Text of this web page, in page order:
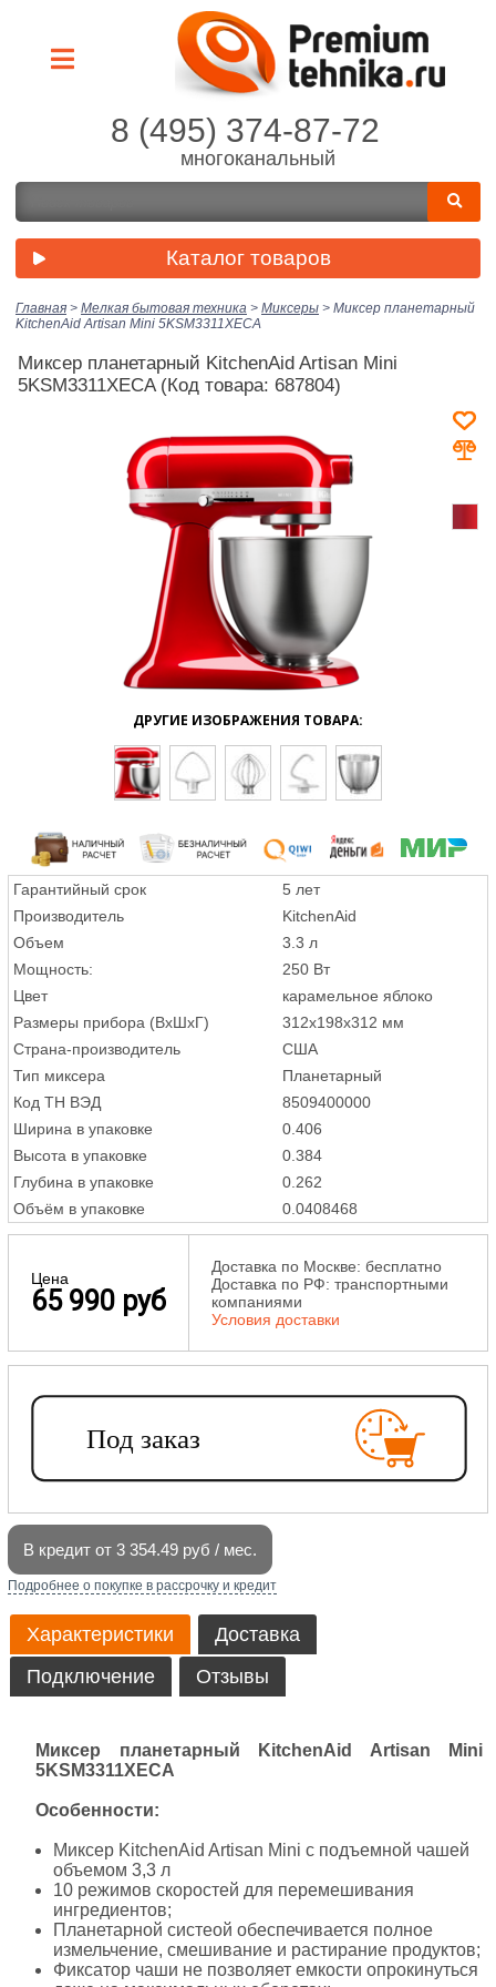
8 (495) 374-87-72
многоканальный
Каталог товаров
Главная > Мелкая бытовая техника > Миксеры > Миксер планетарный
KitchenAid Artisan Mini 5KSM3311XECA
Миксер планетарный KitchenAid Artisan Mini
5KSM3311XECA (Код товара: 687804)
ДРУГИЕ ИЗОБРАЖЕНИЯ ТОВАРА:
Гарантийный срок
5 лет
Производитель
KitchenAid
Объем
3.3 л
Мощность:
250 Вт
Цвет
карамельное яблоко
Размеры прибора (ВxШxГ)
312x198x312 мм
Страна-производитель
США
Тип миксера
Планетарный
Код ТН ВЭД
8509400000
Ширина в упаковке
0.406
Высота в упаковке
0.384
Глубина в упаковке
0.262
Объём в упаковке
0.0408468
Цена
65 990 руб
Доставка по Москве: бесплатно
Доставка по РФ: транспортными
компаниями
Условия доставки
В кредит от 3 354.49 руб / мес.
Подробнее о покупке в рассрочку и кредит
Характеристики
Доставка
Подключение
Отзывы
Миксер планетарный KitchenAid Artisan Mini
5KSM3311XECA
Особенности:
Миксер KitchenAid Artisan Mini с подъемной чашей
объемом 3,3 л
10 режимов скоростей для перемешивания
ингредиентов;
Планетарной систеой обеспечивается полное
измельчение, смешивание и растирание продуктов;
Фиксатор чаши не позволяет емкости опрокинуться